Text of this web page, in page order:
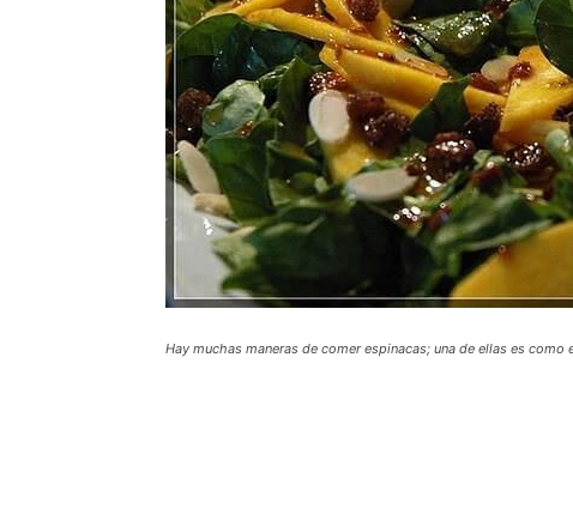
Hay muchas maneras de comer espinacas; una de ellas es como